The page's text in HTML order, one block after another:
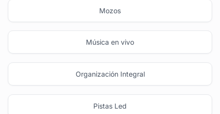
Mozos
Música en vivo
Organización Integral
Pistas Led